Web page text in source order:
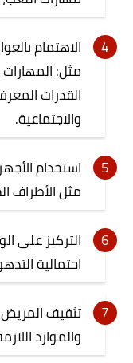
الاهتمام
مثل: المهارات
القدرات
والاجتماعية.
استخدام
مثل الأطراف
التركيز على
احتمالية
تثقيف
والموارد